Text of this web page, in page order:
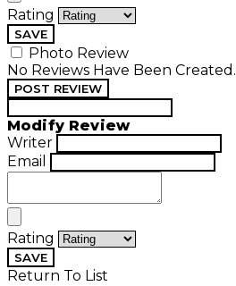
Rating
SAVE
Photo Review
No Reviews Have Been Created.
POST REVIEW
Modify Review
Writer
Email
Rating
SAVE
Return To List